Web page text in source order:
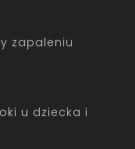
zapaleniu
u dziecka i